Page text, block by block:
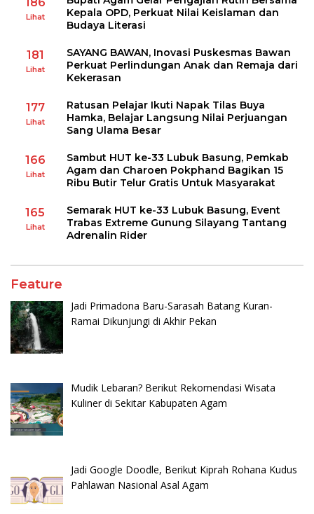
Lihat
Kepala OPD, Perkuat Nilai Keislaman dan
Budaya Literasi
181
Lihat
SAYANG BAWAN, Inovasi Puskesmas Bawan
Perkuat Perlindungan Anak dan Remaja dari
Kekerasan
177
Lihat
Ratusan Pelajar Ikuti Napak Tilas Buya
Hamka, Belajar Langsung Nilai Perjuangan
Sang Ulama Besar
166
Lihat
Sambut HUT ke-33 Lubuk Basung, Pemkab
Agam dan Charoen Pokphand Bagikan 15
Ribu Butir Telur Gratis Untuk Masyarakat
165
Lihat
Semarak HUT ke-33 Lubuk Basung, Event
Trabas Extreme Gunung Silayang Tantang
Adrenalin Rider
Feature
Jadi Primadona Baru-Sarasah Batang Kuran-
Ramai Dikunjungi di Akhir Pekan
Mudik Lebaran? Berikut Rekomendasi Wisata
Kuliner di Sekitar Kabupaten Agam
Jadi Google Doodle, Berikut Kiprah Rohana Kudus
Pahlawan Nasional Asal Agam